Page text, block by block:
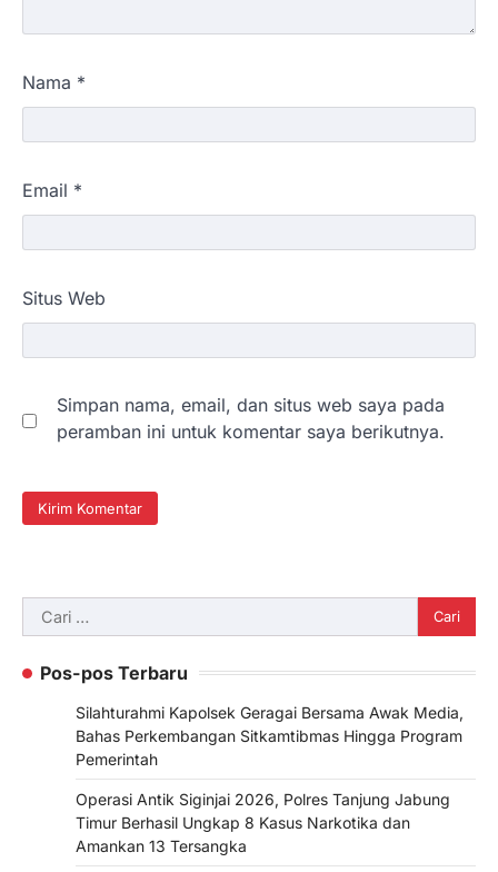
Nama *
Email *
Situs Web
Simpan nama, email, dan situs web saya pada
peramban ini untuk komentar saya berikutnya.
Cari
untuk:
Pos-pos Terbaru
Silahturahmi Kapolsek Geragai Bersama Awak Media,
Bahas Perkembangan Sitkamtibmas Hingga Program
Pemerintah
Operasi Antik Siginjai 2026, Polres Tanjung Jabung
Timur Berhasil Ungkap 8 Kasus Narkotika dan
Amankan 13 Tersangka